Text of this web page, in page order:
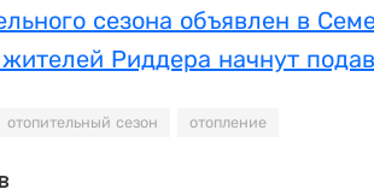
сезона объявлен в
Риддера начнут
отопительный сезон отопление